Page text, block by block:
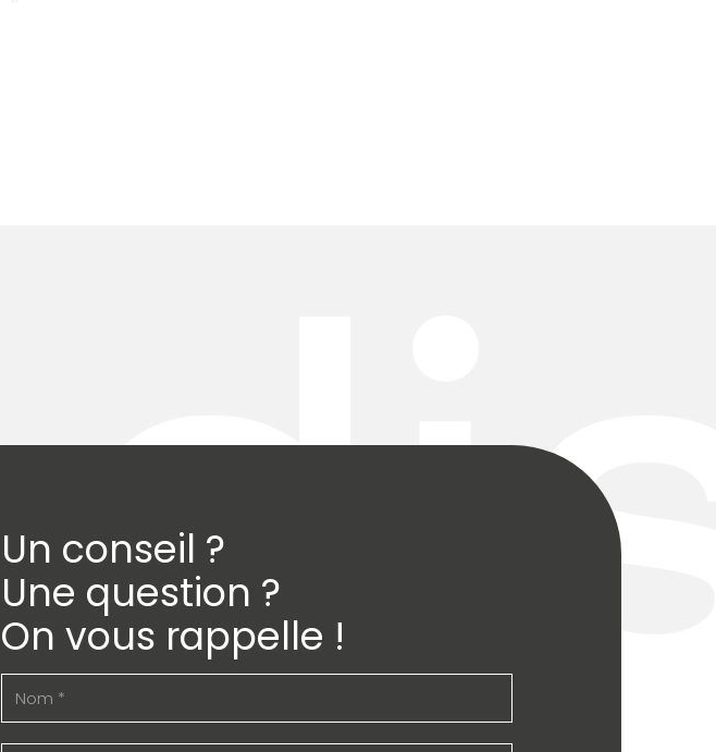
Un conseil ?
Une question ?
On vous rappelle !
Nom (Nécessaire)